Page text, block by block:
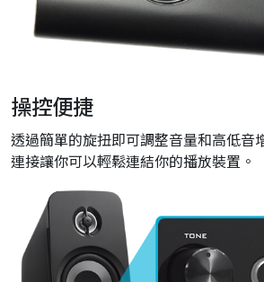
操控便捷
透過簡單的旋扭即可調整音量和高低音
連接讓你可以輕鬆連結你的播放裝置。